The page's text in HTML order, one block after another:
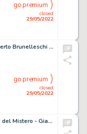
closed
29/05/2022
go premium
Turandot illustrata da Umberto Brunelleschi 4 - Calaf - EO - (1926)
closed
29/05/2022
go premium
Martin Mystère Almanacco del Mistero - Giancarlo Alessandrini 3x Tavola Originale "Saturno contro la terra" - Page volante - Exemplaire unique - (2015)